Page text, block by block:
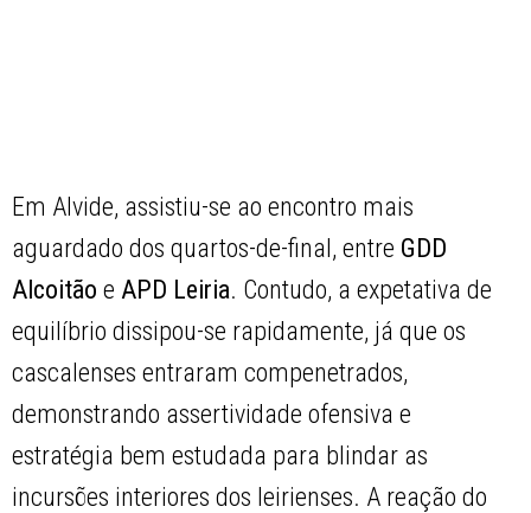
Em Alvide, assistiu-se ao encontro mais
aguardado dos quartos-de-final, entre GDD
Alcoitão e APD Leiria. Contudo, a expetativa de
equilíbrio dissipou-se rapidamente, já que os
cascalenses entraram compenetrados,
demonstrando assertividade ofensiva e
estratégia bem estudada para blindar as
incursões interiores dos leirienses. A reação do